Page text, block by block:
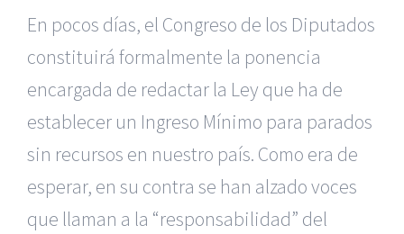
En pocos días, el Congreso de los Diputados
constituirá formalmente la ponencia
encargada de redactar la Ley que ha de
establecer un Ingreso Mínimo para parados
sin recursos en nuestro país. Como era de
esperar, en su contra se han alzado voces
que llaman a la “responsabilidad” del